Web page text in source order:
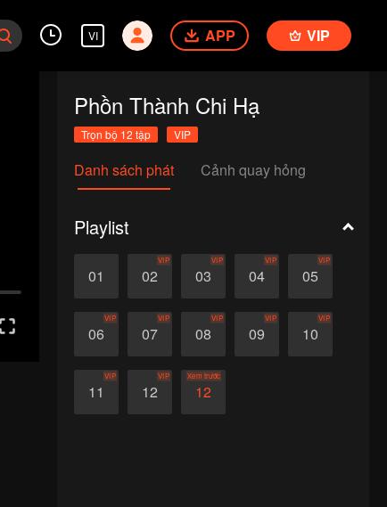
VI APP VIP
Phồn Thành Chi Hạ
Trọn bộ 12 tập VIP
Danh sách phát Cảnh quay hỏng
Playlist
01 02
VIP
03
VIP
04
VIP
05
VIP
06
VIP
07
VIP
08
VIP
09
VIP
10
VIP
11
VIP
12
VIP
12
Xem trước